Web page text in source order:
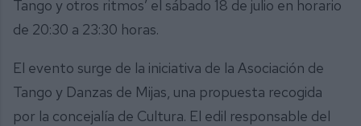
Tango y otros ritmos’ el sábado 18 de julio en horario
de 20:30 a 23:30 horas.
El evento surge de la iniciativa de la Asociación de
Tango y Danzas de Mijas, una propuesta recogida
por la concejalía de Cultura. El edil responsable del